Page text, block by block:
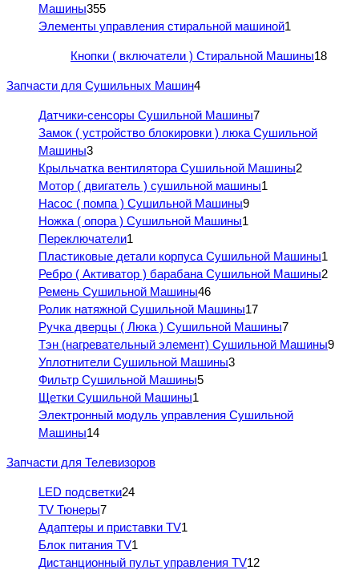
Машины355
Элементы управления стиральной машиной1
Кнопки ( включатели ) Стиральной Машины18
Запчасти для Сушильных Машин4
Датчики-сенсоры Сушильной Машины7
Замок ( устройство блокировки ) люка Сушильной
Машины3
Крыльчатка вентилятора Сушильной Машины2
Мотор ( двигатель ) сушильной машины1
Насос ( помпа ) Сушильной Машины9
Ножка ( опора ) Сушильной Машины1
Переключатели1
Пластиковые детали корпуса Сушильной Машины1
Ребро ( Активатор ) барабана Сушильной Машины2
Ремень Сушильной Машины46
Ролик натяжной Сушильной Машины17
Ручка дверцы ( Люка ) Сушильной Машины7
Тэн (нагревательный элемент) Сушильной Машины9
Уплотнители Сушильной Машины3
Фильтр Сушильной Машины5
Щетки Сушильной Машины1
Электронный модуль управления Сушильной
Машины14
Запчасти для Телевизоров
LED подсветки24
TV Тюнеры7
Адаптеры и приставки TV1
Блок питания TV1
Дистанционный пульт управления TV12